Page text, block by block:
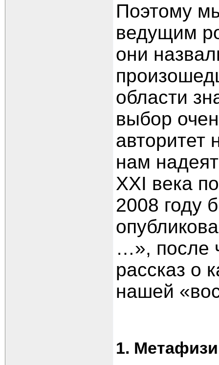
Поэтому
ведущим
они
области
выбор
авторитет
нам
XXI века
2008 году
…», после
рассказ о
нашей
1.